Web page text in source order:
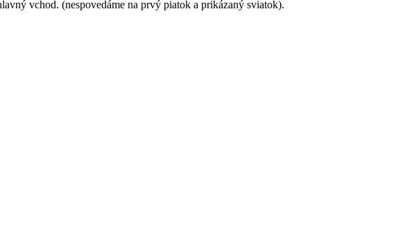
vchod. (nespovedáme na prvý piatok a prikázaný sviatok).